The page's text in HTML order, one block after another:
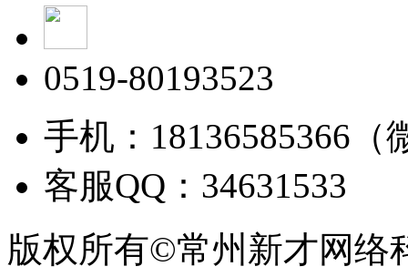
0519-80193523
手机：18136585366（
客服QQ：34631533
版权所有©常州新才网络